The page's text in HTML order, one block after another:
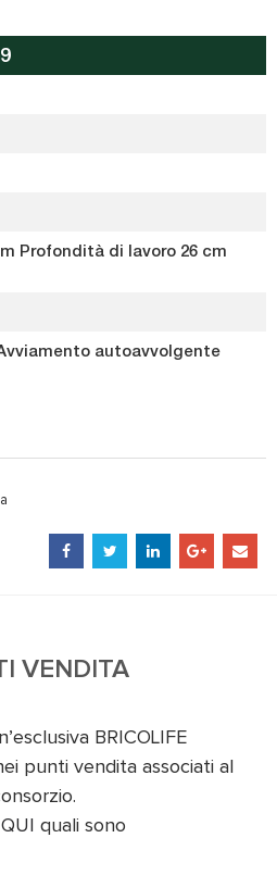
Profondità di lavoro 26 cm
autoavvolgente
VENDITA
BRICOLIFE
punti vendita associati al
QUI quali sono